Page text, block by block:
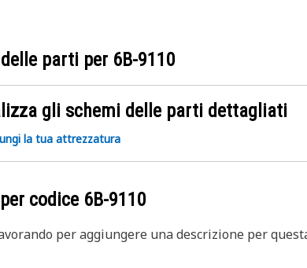
parti per 6B-9110
gli schemi delle parti dettagliati
la tua attrezzatura
codice 6B-9110
per aggiungere una descrizione per